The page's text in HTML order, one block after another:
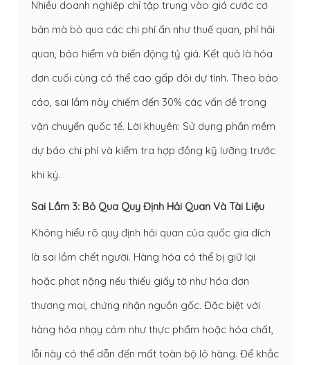
Nhiều doanh nghiệp chỉ tập trung vào giá cước cơ
bản mà bỏ qua các chi phí ẩn như thuế quan, phí hải
quan, bảo hiểm và biến động tỷ giá. Kết quả là hóa
đơn cuối cùng có thể cao gấp đôi dự tính. Theo báo
cáo, sai lầm này chiếm đến 30% các vấn đề trong
vận chuyển quốc tế. Lời khuyên: Sử dụng phần mềm
dự báo chi phí và kiểm tra hợp đồng kỹ lưỡng trước
khi ký.
Sai Lầm 3: Bỏ Qua Quy Định Hải Quan Và Tài Liệu
Không hiểu rõ quy định hải quan của quốc gia đích
là sai lầm chết người. Hàng hóa có thể bị giữ lại
hoặc phạt nặng nếu thiếu giấy tờ như hóa đơn
thương mại, chứng nhận nguồn gốc. Đặc biệt với
hàng hóa nhạy cảm như thực phẩm hoặc hóa chất,
lỗi này có thể dẫn đến mất toàn bộ lô hàng. Để khắc